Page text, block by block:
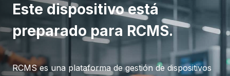
Este dispositivo está
preparado para RCMS.
RCMS es una plataforma de gestión de dispositivos